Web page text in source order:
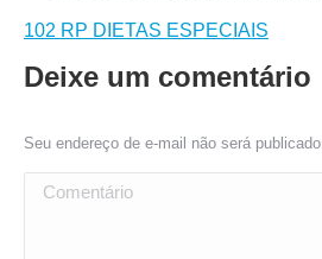
102 RP DIETAS ESPECIAIS
Deixe um comentário
Seu endereço de e-mail não será
Comentário